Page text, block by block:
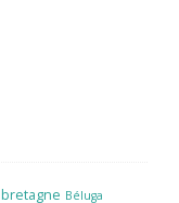
bretagne Béluga